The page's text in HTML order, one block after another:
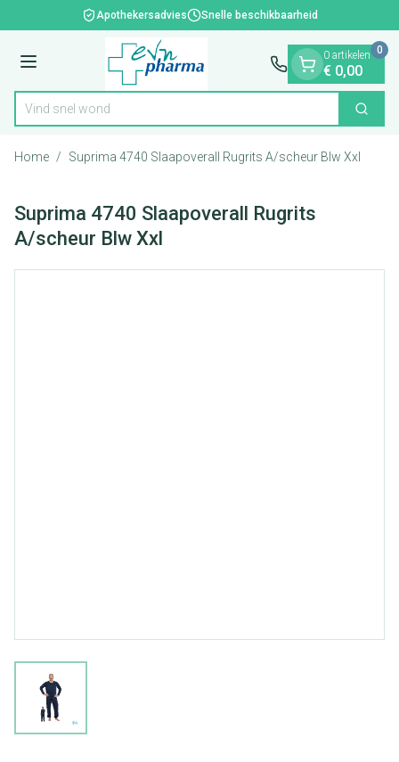
Ga naar de inhoudApothekersadvies Snelle beschikbaarheid
Menu
Product, merk, categorie...
Vind s Zoek
0 artikelen
€ 0,00
0
Home / Suprima 4740 Slaapoverall Rugrits A/scheur Blw Xxl
Suprima 4740 Slaapoverall Rugrits
A/scheur Blw Xxl
View larger image